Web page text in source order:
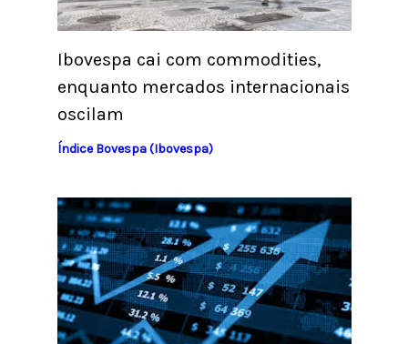
Ibovespa cai com commodities,
enquanto mercados internacionais
oscilam
Índice Bovespa (Ibovespa)